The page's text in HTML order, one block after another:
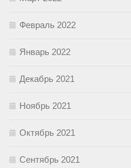
Февраль 2022
Январь 2022
Декабрь 2021
Ноябрь 2021
Октябрь 2021
Сентябрь 2021